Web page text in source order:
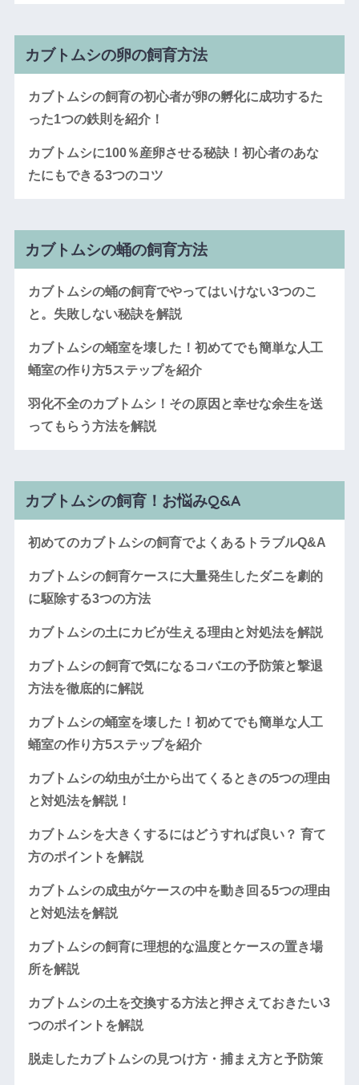
カブトムシの卵の飼育方法
カブトムシの飼育の初心者が卵の孵化に成功するた
った1つの鉄則を紹介！
カブトムシに100％産卵させる秘訣！初心者のあな
たにもできる3つのコツ
カブトムシの蛹の飼育方法
カブトムシの蛹の飼育でやってはいけない3つのこ
と。失敗しない秘訣を解説
カブトムシの蛹室を壊した！初めてでも簡単な人工
蛹室の作り方5ステップを紹介
羽化不全のカブトムシ！その原因と幸せな余生を送
ってもらう方法を解説
カブトムシの飼育！お悩みQ&A
初めてのカブトムシの飼育でよくあるトラブルQ&A
カブトムシの飼育ケースに大量発生したダニを劇的
に駆除する3つの方法
カブトムシの土にカビが生える理由と対処法を解説
カブトムシの飼育で気になるコバエの予防策と撃退
方法を徹底的に解説
カブトムシの蛹室を壊した！初めてでも簡単な人工
蛹室の作り方5ステップを紹介
カブトムシの幼虫が土から出てくるときの5つの理由
と対処法を解説！
カブトムシを大きくするにはどうすれば良い？ 育て
方のポイントを解説
カブトムシの成虫がケースの中を動き回る5つの理由
と対処法を解説
カブトムシの飼育に理想的な温度とケースの置き場
所を解説
カブトムシの土を交換する方法と押さえておきたい3
つのポイントを解説
脱走したカブトムシの見つけ方・捕まえ方と予防策